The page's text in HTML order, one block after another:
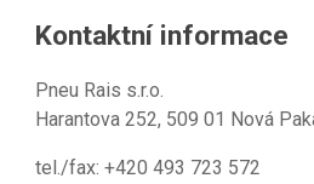
Kontaktní informace
Pneu Rais s.r.o.
Harantova 252, 509 01 Nová
tel./fax: +420 493 723 572